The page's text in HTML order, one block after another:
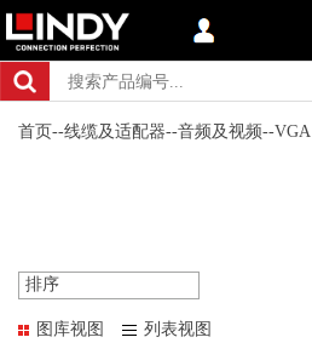
首页--线缆及适配器--音频及视频--VGA
排序
图库视图 列表视图